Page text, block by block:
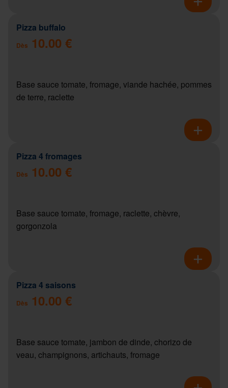
Pizza buffalo
Dès 10.00 €
Base sauce tomate, fromage, viande hachée, pommes
de terre, raclette
Pizza 4 fromages
Dès 10.00 €
Base sauce tomate, fromage, raclette, chèvre,
gorgonzola
Pizza 4 saisons
Dès 10.00 €
Base sauce tomate, jambon de dinde, chorizo de
veau, champignons, artichauts, fromage